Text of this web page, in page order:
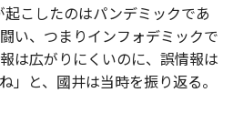
起こしたのはパンデミックであ
い、つまりインフォデミックで
は広がりにくいのに、誤情報は
」と、國井は当時を振り返る。